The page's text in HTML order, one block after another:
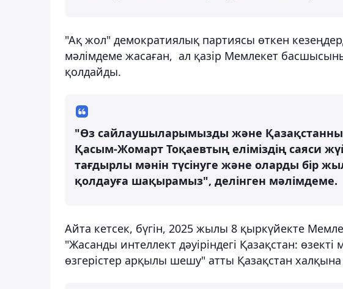
"Ақ жол" демократиялық партиясы өткен
мәлімдеме жасаған, ал қазір Мемлекет
қолдайды.
"Өз сайлаушыларымызды және
Қасым-Жомарт Тоқаевтың еліміздің саяси
тағдырлы мәнін түсінуге және оларды бір
қолдауға шақырамыз", делінген мәлімдеме.
Айта кетсек, бүгін, 2025 жылы 8 қыркүйекте
"Жасанды интеллект дәуіріндегі Қазақстан:
өзгерістер арқылы шешу" атты Қазақстан